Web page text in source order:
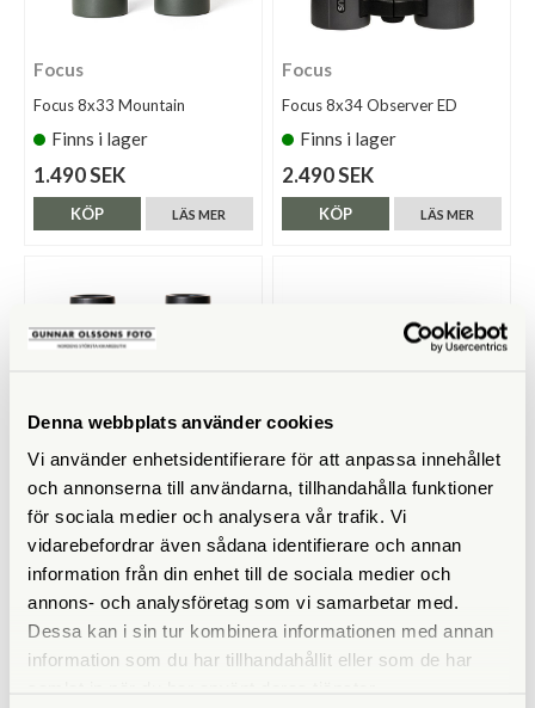
Denna webbplats använder cookies
Vi använder enhetsidentifierare för att anpassa innehållet
och annonserna till användarna, tillhandahålla funktioner
för sociala medier och analysera vår trafik. Vi
vidarebefordrar även sådana identifierare och annan
information från din enhet till de sociala medier och
annons- och analysföretag som vi samarbetar med.
Dessa kan i sin tur kombinera informationen med annan
information som du har tillhandahållit eller som de har
Focus
Focus 8x33 Mountain
Finns i lager
1.490 SEK
LÄS MER
KÖP
Focus
Focus 8x34 Observer ED
Finns i lager
2.490 SEK
LÄS MER
KÖP
Focus
Focus 10x25 Mountain
Finns i lager
1.190 SEK
LÄS MER
KÖP
Focus
Focus 8x25 Mono II
Finns i lager
790 SEK
LÄS MER
KÖP